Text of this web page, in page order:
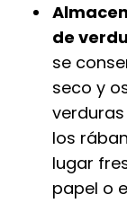
de
se
seco y
los
lugar
papel o